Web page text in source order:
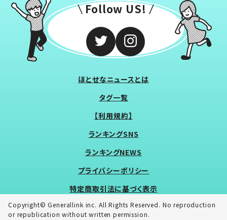
Follow US!
ほとせなニュースとは
タグ一覧
【利用規約】
ランキングSNS
ランキングNEWS
プライバシーポリシー
特定商取引法に基づく表示
Copyright© Generallink inc. All Rights Reserved. No reproduction
or republication without written permission.